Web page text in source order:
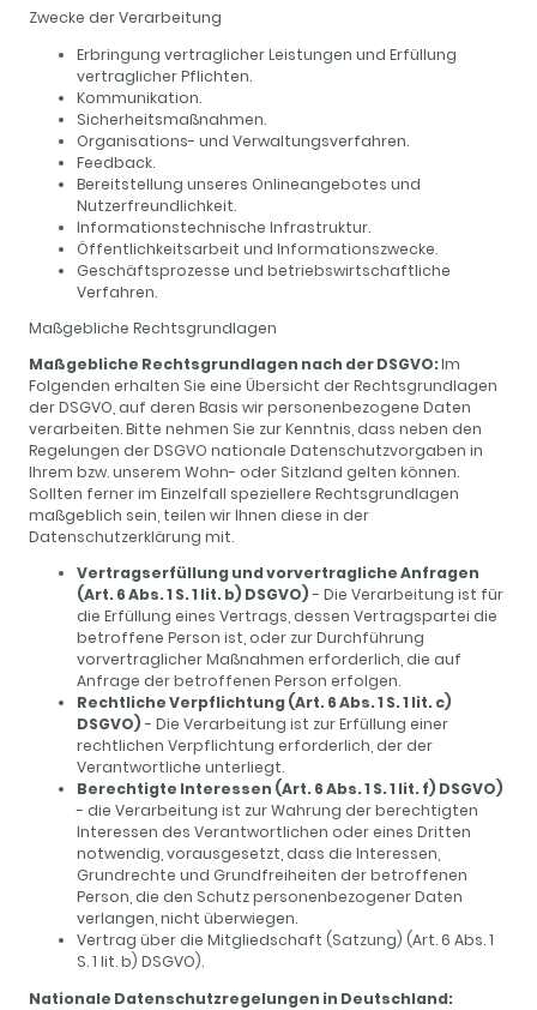
Zwecke der Verarbeitung
Erbringung vertraglicher Leistungen und Erfüllung
vertraglicher Pflichten.
Kommunikation.
Sicherheitsmaßnahmen.
Organisations- und Verwaltungsverfahren.
Feedback.
Bereitstellung unseres Onlineangebotes und
Nutzerfreundlichkeit.
Informationstechnische Infrastruktur.
Öffentlichkeitsarbeit und Informationszwecke.
Geschäftsprozesse und betriebswirtschaftliche
Verfahren.
Maßgebliche Rechtsgrundlagen
Maßgebliche Rechtsgrundlagen nach der DSGVO:Im
Folgenden erhalten Sie eine Übersicht der Rechtsgrundlagen
der DSGVO, auf deren Basis wir personenbezogene Daten
verarbeiten. Bitte nehmen Sie zur Kenntnis, dass neben den
Regelungen der DSGVO nationale Datenschutzvorgaben in
Ihrem bzw. unserem Wohn- oder Sitzland gelten können.
Sollten ferner im Einzelfall speziellere Rechtsgrundlagen
maßgeblich sein, teilen wir Ihnen diese in der
Datenschutzerklärung mit.
Vertragserfüllung und vorvertragliche Anfragen
(Art. 6 Abs. 1 S. 1 lit. b) DSGVO)- Die Verarbeitung ist für
die Erfüllung eines Vertrags, dessen Vertragspartei die
betroffene Person ist, oder zur Durchführung
vorvertraglicher Maßnahmen erforderlich, die auf
Anfrage der betroffenen Person erfolgen.
Rechtliche Verpflichtung (Art. 6 Abs. 1 S. 1 lit. c)
DSGVO)- Die Verarbeitung ist zur Erfüllung einer
rechtlichen Verpflichtung erforderlich, der der
Verantwortliche unterliegt.
Berechtigte Interessen (Art. 6 Abs. 1 S. 1 lit. f) DSGVO)
- die Verarbeitung ist zur Wahrung der berechtigten
Interessen des Verantwortlichen oder eines Dritten
notwendig, vorausgesetzt, dass die Interessen,
Grundrechte und Grundfreiheiten der betroffenen
Person, die den Schutz personenbezogener Daten
verlangen, nicht überwiegen.
Vertrag über die Mitgliedschaft (Satzung) (Art. 6 Abs. 1
S. 1 lit. b) DSGVO).
Nationale Datenschutzregelungen in Deutschland: